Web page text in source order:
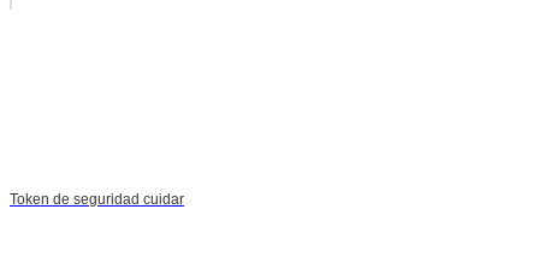
Token de seguridad cuidar